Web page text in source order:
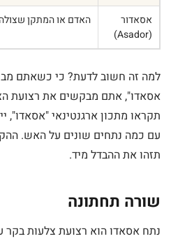
אסאדור
(Asador)
האדם או המתקן שצולה
למה זה חשוב לדעת? כי כשאתם
אסאדו", אתם מבקשים את רצועת
תקראו מתכון ארגנטינאי
עם כמה נתחים שונים על האש.
תזהו את ההבדל מיד.
שורה תחתונה
נתח אסאדו הוא רצועת צלעות בקר